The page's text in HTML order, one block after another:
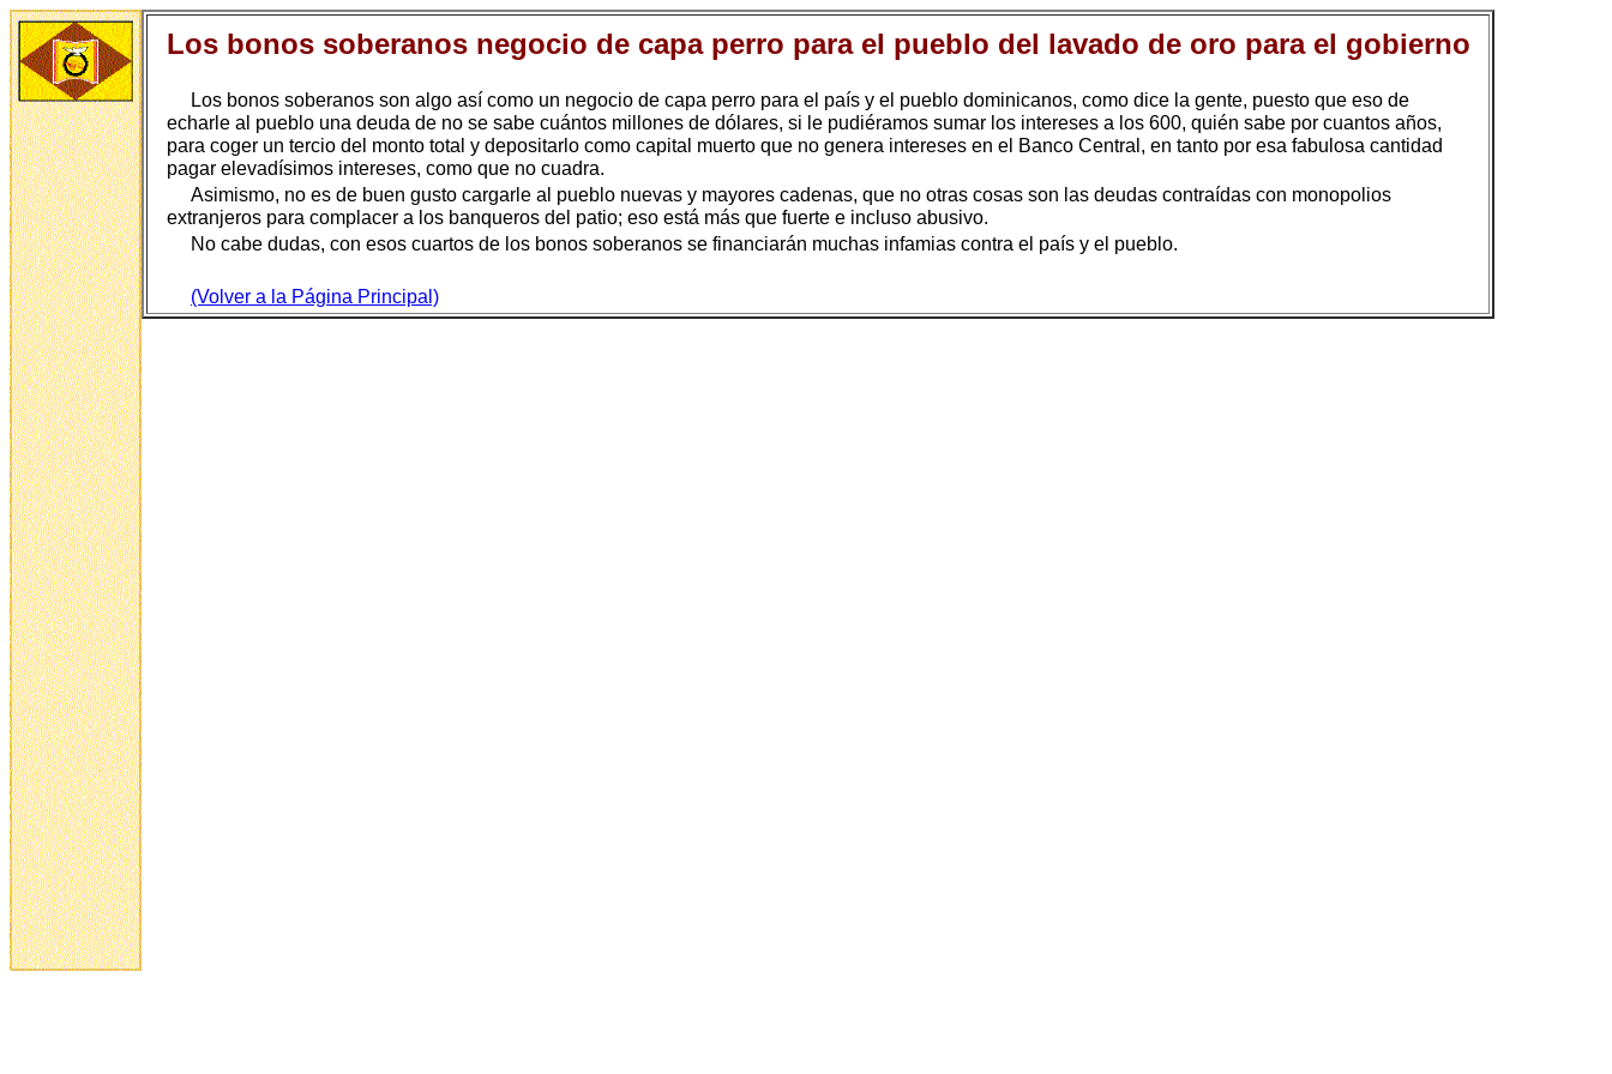
Los bonos soberanos negocio de capa perro para el pueblo del lavado de oro para el gobierno
Los bonos soberanos son algo así como un negocio de capa perro para el país y el pueblo dominicanos, como dice la gente, puesto que eso de
echarle al pueblo una deuda de no se sabe cuántos millones de dólares, si le pudiéramos sumar los intereses a los 600, quién sabe por cuantos años,
para coger un tercio del monto total y depositarlo como capital muerto que no genera intereses en el Banco Central, en tanto por esa fabulosa cantidad
pagar elevadísimos intereses, como que no cuadra.
Asimismo, no es de buen gusto cargarle al pueblo nuevas y mayores cadenas, que no otras cosas son las deudas contraídas con monopolios
extranjeros para complacer a los banqueros del patio; eso está más que fuerte e incluso abusivo.
No cabe dudas, con esos cuartos de los bonos soberanos se financiarán muchas infamias contra el país y el pueblo.
(Volver a la Página Principal)